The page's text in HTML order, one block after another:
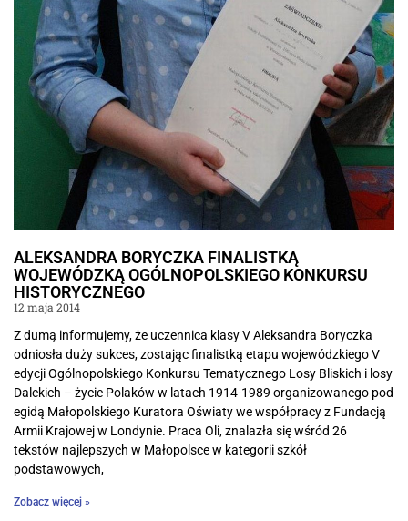
ALEKSANDRA BORYCZKA FINALISTKĄ
WOJEWÓDZKĄ OGÓLNOPOLSKIEGO KONKURSU
HISTORYCZNEGO
12 maja 2014
Z dumą informujemy, że uczennica klasy V Aleksandra Boryczka
odniosła duży sukces, zostając finalistką etapu wojewódzkiego V
edycji Ogólnopolskiego Konkursu Tematycznego Losy Bliskich i losy
Dalekich – życie Polaków w latach 1914-1989 organizowanego pod
egidą Małopolskiego Kuratora Oświaty we współpracy z Fundacją
Armii Krajowej w Londynie. Praca Oli, znalazła się wśród 26
tekstów najlepszych w Małopolsce w kategorii szkół
podstawowych,
Zobacz więcej »